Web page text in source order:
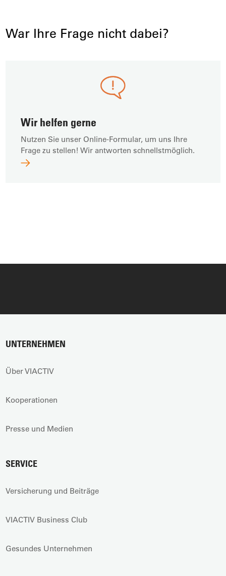
War Ihre Frage nicht dabei?
Wir helfen gerne
Nutzen Sie unser Online-Formular, um uns Ihre
Frage zu stellen! Wir antworten schnellstmöglich.
UNTERNEHMEN
Über VIACTIV
Kooperationen
Presse und Medien
SERVICE
Versicherung und Beiträge
VIACTIV Business Club
Gesundes Unternehmen